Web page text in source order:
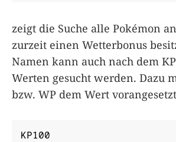
zeigt die Suche alle Pokémon
zurzeit einen Wetterbonus
Namen kann auch nach dem
Werten gesucht werden. Dazu
bzw. WP dem Wert
KP100